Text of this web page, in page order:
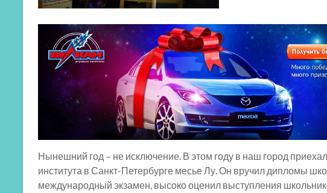
Нынешний год – не исключение. В этом году в наш город
института в Санкт-Петербурге месье Лу. Он вручил дипломы
международный экзамен, высоко оценил выступления